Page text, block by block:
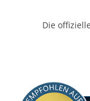
Die